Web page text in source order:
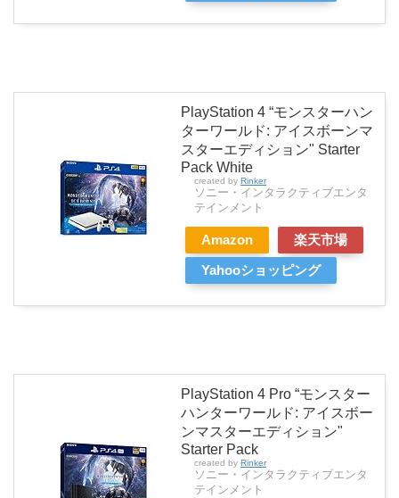
PlayStation 4 “モンスターハン
ターワールド: アイスボーンマ
スターエディション" Starter
Pack White
created by Rinker
ソニー・インタラクティブエンタ
テインメント
Amazon
楽天市場
Yahooショッピング
PlayStation 4 Pro “モンスター
ハンターワールド: アイスボー
ンマスターエディション"
Starter Pack
created by Rinker
ソニー・インタラクティブエンタ
テインメント